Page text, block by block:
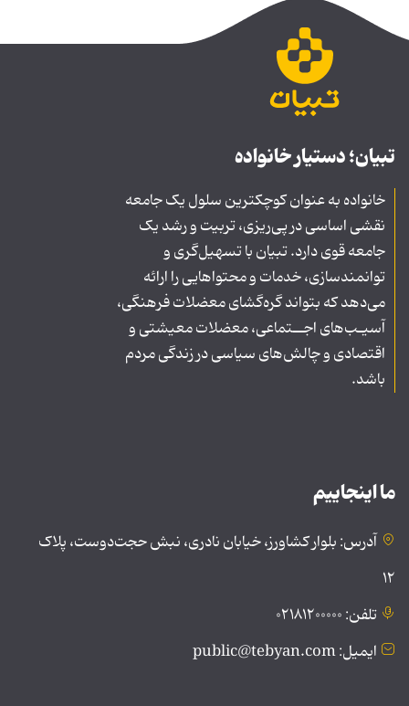
تبیان؛ دستیار خانواده
خانواده به عنوان کوچکترین سلول یک جامعه
نقشی اساسی در پی‌ریزی، تربیت و رشد یک
جامعه قوی دارد. تبیان با تسهیل‌گری و
توانمندسازی، خدمات و محتواهایی را ارائه
می‌دهد که بتواند گره‌گشای معضلات فرهنگی،
آسیـب‌های اجــتماعی، معضلات معیشتی و
اقتصادی و چالش‌های سیاسی در زندگی مردم
باشد.
ما اینجاییم
آدرس: بلوار کشاورز، خیابان نادری، نبش حجت‌دوست، پلاک
۱۲
تلفن: ۰۲۱۸۱۲۰۰۰۰۰
ایمیل: public@tebyan.com